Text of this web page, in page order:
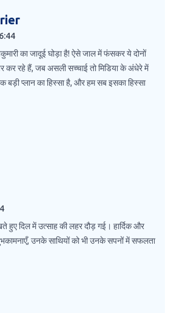
का जादूई घोड़ा है! ऐसे जाल में फंसकर ये दोनों
रहे हैं, जब असली सच्चाई तो मिडिया के अंधेरे में
बड़ी प्लान का हिस्सा है, और हम सब इसका हिस्सा
दिल में उत्साह की लहर दौड़ गई। हार्दिक और
उनके साथियों को भी उनके सपनों में सफलता